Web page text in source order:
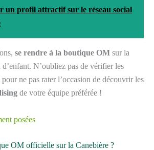
un profil attractif sur le réseau social
se rendre à la boutique OM sur la
N’oubliez pas de vérifier les
ne pas rater l’occasion de découvrir les
de votre équipe préférée !
posées
OM officielle sur la Canebière ?